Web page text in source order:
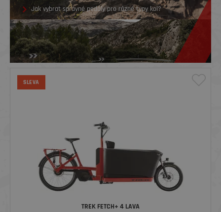
Jak vybrat správné pedály pro různé typy kol?
SLEVA
TREK FETCH+ 4 LAVA